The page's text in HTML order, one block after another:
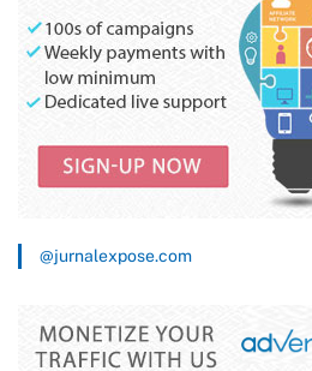
@jurnalexpose.com